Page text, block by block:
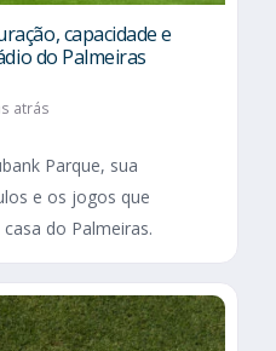
capacidade e
do Palmeiras
atrás
Parque, sua
e os jogos que
do Palmeiras.